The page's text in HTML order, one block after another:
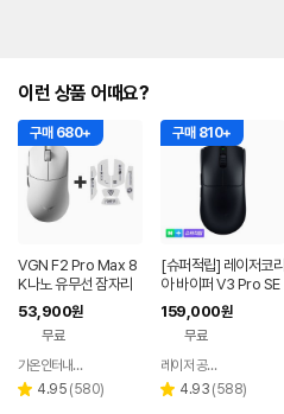
이런 상품 어때요?
구매 680+
VGN F2 Pro Max 8
K나노 유무선 잠자리
게이밍 마우스 화이트
53,900원
무료
페이
가온인터내셔날
별 4.95 리
(580)
구매 810+
[슈퍼적립] 레이저코리
아 바이퍼 V3 Pro SE
바브삼 e스포츠 무선
게이밍 마우스
159,000원
무료
페이
레이저 공식스토어
별 4.93 리
(588)